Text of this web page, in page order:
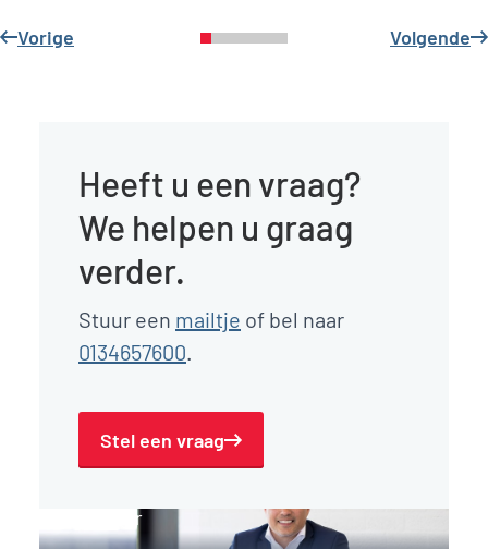
Vorige Volgende
Directeur
Heeft u een vraag?
We helpen u graag
verder.
Stuur een mailtje of bel naar
0134657600.
Stel een vraag